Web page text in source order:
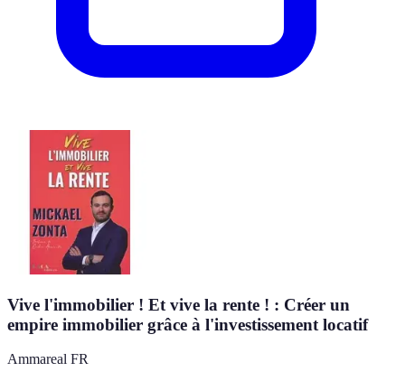
Vive l'immobilier ! Et vive la rente ! : Créer un
empire immobilier grâce à l'investissement locatif
Ammareal FR